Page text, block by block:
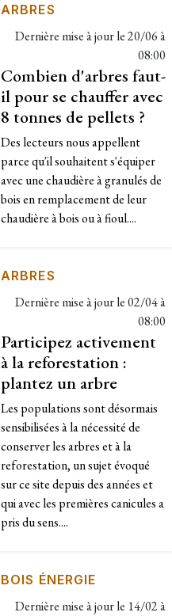
ARBRES
Dernière mise à jour le20/06 à
08:00
Combien d'arbres faut-
il pour se chauffer avec
8 tonnes de pellets ?
Des lecteurs nous appellent
parce qu'il souhaitent s'équiper
avec une chaudière à granulés de
bois en remplacement de leur
chaudière à bois ou à fioul....
ARBRES
Dernière mise à jour le02/04 à
08:00
Participez activement
à la reforestation :
plantez un arbre
Les populations sont désormais
sensibilisées à la nécessité de
conserver les arbres et à la
reforestation, un sujet évoqué
sur ce site depuis des années et
qui avec les premières canicules a
pris du sens....
BOIS ÉNERGIE
Dernière mise à jour le 14/02 à